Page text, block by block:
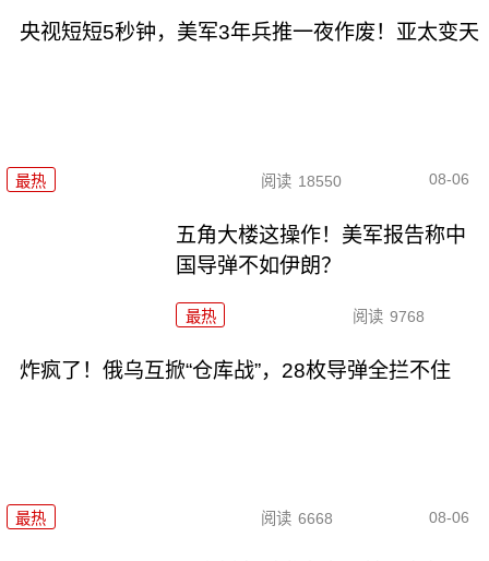
央视短短5秒钟，美军3年兵推一夜作废！亚太变天
最热 阅读 18550 08-06
五角大楼这操作！美军报告称中
国导弹不如伊朗？
最热 阅读 9768
炸疯了！俄乌互掀“仓库战”，28枚导弹全拦不住
最热 阅读 6668 08-06